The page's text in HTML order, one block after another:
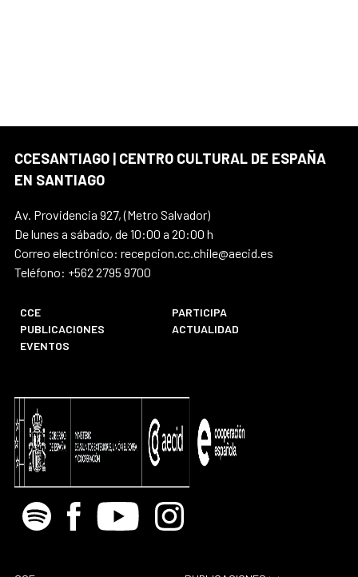
CCESANTIAGO | CENTRO CULTURAL DE ESPAÑA
EN SANTIAGO
Av. Providencia 927, (Metro Salvador)
De lunes a sábado, de 10:00 a 20:00 h
Correo electrónico: recepcion.cc.chile@aecid.es
Teléfono: +562 2795 9700
CCE
PARTICIPA
PUBLICACIONES
ACTUALIDAD
EVENTOS
Spotify Facebook
Youtube Instagram